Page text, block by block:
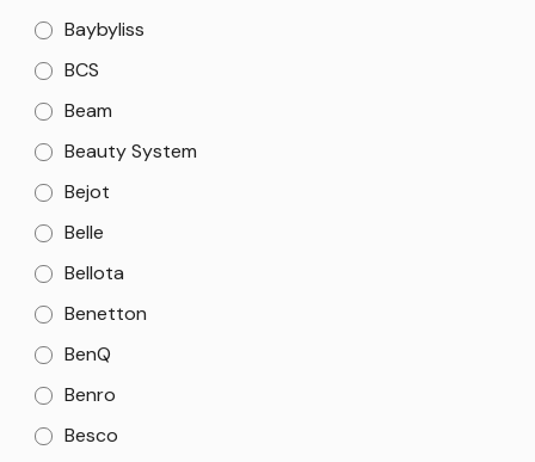
Baybyliss
BCS
Beam
Beauty System
Bejot
Belle
Bellota
Benetton
BenQ
Benro
Besco